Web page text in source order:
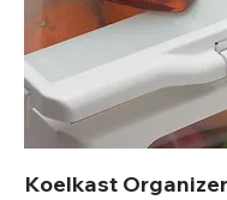
Koelkast